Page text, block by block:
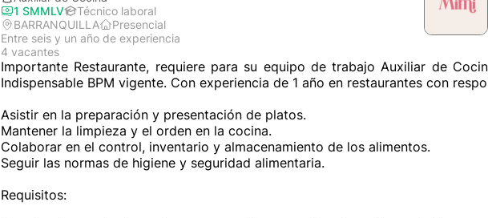
1 SMMLV
Técnico laboral
BARRANQUILLA
Presencial
Entre seis y un año de experiencia
4 vacantes
Importante Restaurante, requiere para su equipo de trabajo Auxiliar de
Indispensable BPM vigente. Con experiencia de 1 año en restaurantes con
Asistir en la preparación y presentación de platos.
Mantener la limpieza y el orden en la cocina.
Colaborar en el control, inventario y almacenamiento de los alimentos.
Seguir las normas de higiene y seguridad alimentaria.
Requisitos: